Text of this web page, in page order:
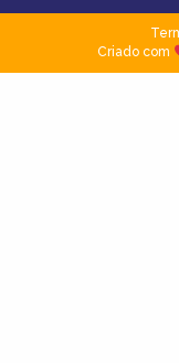
Criado com